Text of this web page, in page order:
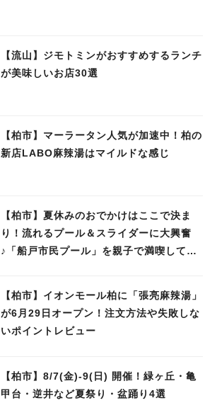
【流山】ジモトミンがおすすめするランチ
が美味しいお店30選
【柏市】マーラータン人気が加速中！柏の
新店LABO麻辣湯はマイルドな感じ
【柏市】夏休みのおでかけはここで決ま
り！流れるプール＆スライダーに大興奮
♪「船戸市民プール」を親子で満喫してき
【柏市】イオンモール柏に「張亮麻辣湯」
が6月29日オープン！注文方法や失敗しな
いポイントレビュー
【柏市】8/7(金)‐9(日) 開催！緑ヶ丘・亀
甲台・逆井など夏祭り・盆踊り4選